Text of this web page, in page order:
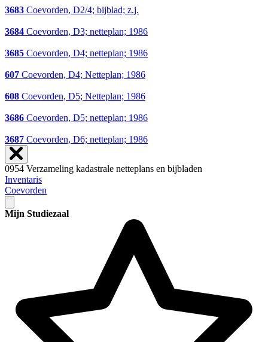
3683 Coevorden, D2/4; bijblad; z.j.
3684 Coevorden, D3; netteplan; 1986
3685 Coevorden, D4; netteplan; 1986
607 Coevorden, D4; Netteplan; 1986
608 Coevorden, D5; Netteplan; 1986
3686 Coevorden, D5; netteplan; 1986
3687 Coevorden, D6; netteplan; 1986
0954 Verzameling kadastrale netteplans en bijbladen
Inventaris
Coevorden
Mijn Studiezaal